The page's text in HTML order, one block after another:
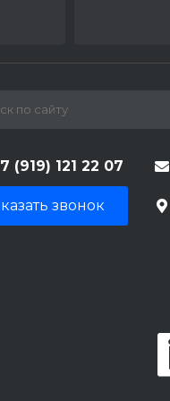
(919) 121 22 07
звонок